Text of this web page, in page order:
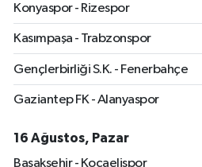
Konyaspor - Rizespor
Kasımpaşa - Trabzonspor
Gençlerbirliği S.K. - Fenerbahçe
Gaziantep FK - Alanyaspor
16 Ağustos, Pazar
Başakşehir - Kocaelispor